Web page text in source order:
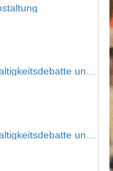
1.1 Stand der Nachhaltigkeitsdebatte und Historie der Wachstumskritik